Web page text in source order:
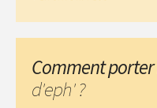
Comment porter
d'eph' ?